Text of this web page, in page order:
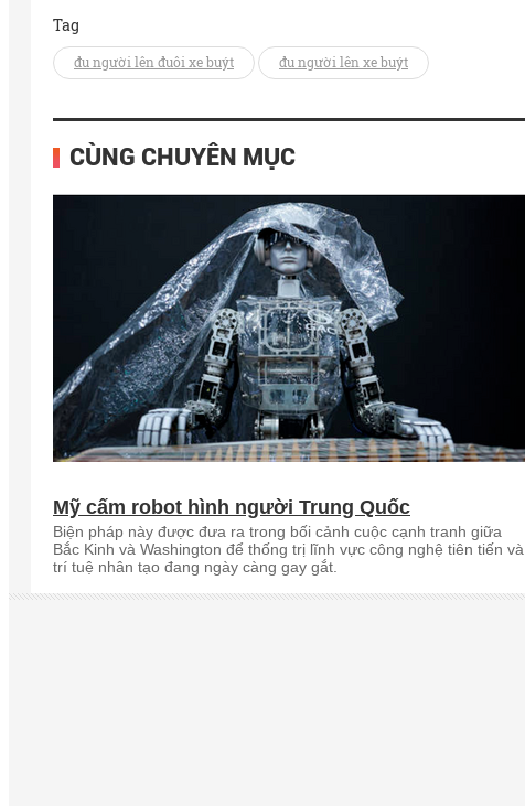
Tag
đu người lên đuôi xe buýt đu người lên xe buýt
CÙNG CHUYÊN MỤC
Mỹ cấm robot hình người Trung Quốc
Biện pháp này được đưa ra trong bối cảnh cuộc cạnh tranh giữa
Bắc Kinh và Washington để thống trị lĩnh vực công nghệ tiên tiến và
trí tuệ nhân tạo đang ngày càng gay gắt.